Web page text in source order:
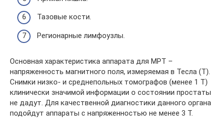
Тазовые кости.
Регионарные лимфоузлы.
Основная характеристика аппарата для МРТ –
напряженность магнитного поля, измеряемая в Тесла (Т).
Снимки низко- и среднепольных томографов (менее 1 Т)
клинически значимой информации о состоянии простаты
не дадут. Для качественной диагностики данного органа
подойдут аппараты с напряженностью не менее 3 Т.